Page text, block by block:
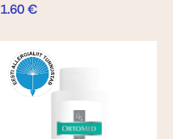
1.60€